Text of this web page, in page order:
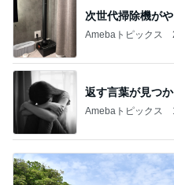
次世代掃除機が
Amebaトピックス
返す言葉が見つ
Amebaトピックス